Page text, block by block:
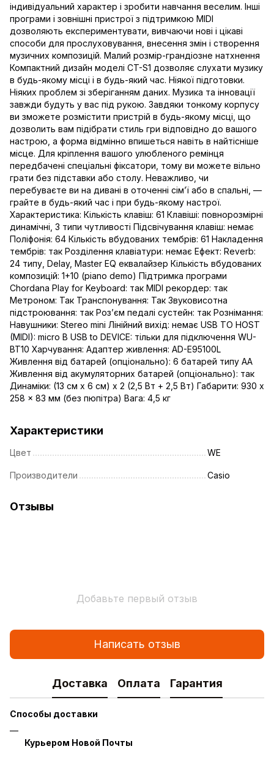
індивідуальний характер і зробити навчання веселим. Інші
програми і зовнішні пристрої з підтримкою MIDI
дозволяють експериментувати, вивчаючи нові і цікаві
способи для прослуховування, внесення змін і створення
музичних композицій. Малий розмір-грандіозне натхнення
Компактний дизайн моделі CT-S1 дозволяє слухати музику
в будь-якому місці і в будь-який час. Ніякої підготовки.
Ніяких проблем зі зберіганням даних. Музика та інновації
завжди будуть у вас під рукою. Завдяки тонкому корпусу
ви зможете розмістити пристрій в будь-якому місці, що
дозволить вам підібрати стиль гри відповідно до вашого
настрою, а форма відмінно впишеться навіть в найтісніше
місце. Для кріплення вашого улюбленого ремінця
передбачені спеціальні фіксатори, тому ви можете вільно
грати без підставки або столу. Неважливо, чи
перебуваєте ви на дивані в оточенні сім’ї або в спальні, —
грайте в будь-який час і при будь-якому настрої.
Характеристика: Кількість клавіш: 61 Клавіші: повнорозмірні
динамічні, 3 типи чутливості Підсвічування клавіш: немає
Поліфонія: 64 Кількість вбудованих тембрів: 61 Накладення
тембрів: так Розділення клавіатури: немає Ефект: Reverb:
24 типу, Delay, Master EQ еквалайзер Кількість вбудованих
композицій: 1+10 (piano demo) Підтримка програми
Chordana Play for Keyboard: так MIDI рекордер: так
Метроном: Так Транспонування: Так Звуковисотна
підстроювання: так Роз’єм педалі сустейн: так Рознімання:
Навушники: Stereo mini Лінійний вихід: немає USB TO HOST
(MIDI): micro B USB to DEVICE: тільки для підключення WU-
BT10 Харчування: Адаптер живлення: AD-E95100L
Живлення від батарей (опціонально): 6 батарей типу АА
Живлення від акумуляторних батарей (опціонально): так
Динаміки: (13 см x 6 см) x 2 (2,5 Вт + 2,5 Вт) Габарити: 930 x
258 x 83 мм (без пюпітра) Вага: 4,5 кг
Характеристики
Цвет WE
Производители Casio
Отзывы
Добавьте первый отзыв
Написать отзыв
Доставка Оплата Гарантия
Способы доставки
Курьером Новой Почты